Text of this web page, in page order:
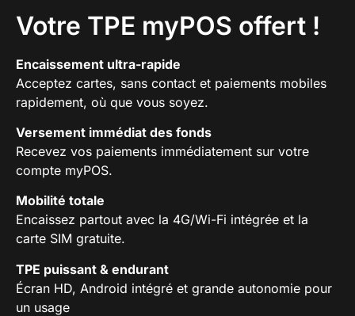
Votre TPE myPOS offert !
Encaissement ultra-rapide
Acceptez cartes, sans contact et paiements mobiles
rapidement, où que vous soyez.
Versement immédiat des fonds
Recevez vos paiements immédiatement sur votre
compte myPOS.
Mobilité totale
Encaissez partout avec la 4G/Wi-Fi intégrée et la
carte SIM gratuite.
TPE puissant & endurant
Écran HD, Android intégré et grande autonomie pour
un usage